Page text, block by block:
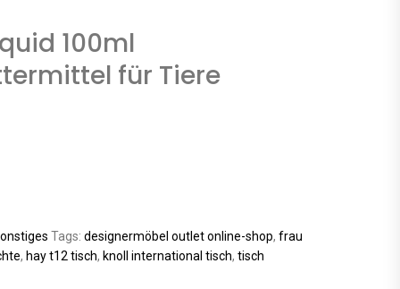
100ml
für Tiere
Tags: designermöbel outlet online-shop, frau
, hay t12 tisch, knoll international tisch, tisch